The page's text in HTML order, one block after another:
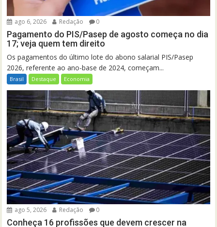
ago 6, 2026 Redação 0
Pagamento do PIS/Pasep de agosto começa no dia
17; veja quem tem direito
Os pagamentos do último lote do abono salarial PIS/Pasep
2026, referente ao ano-base de 2024, começam...
Brasil Destaque Economia
ago 5, 2026 Redação 0
Conheça 16 profissões que devem crescer na